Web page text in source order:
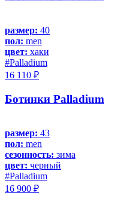
размер: 40
пол: men
цвет: хаки
#Palladium
16 110 ₽
Ботинки Palladium
размер: 43
пол: men
сезонность: зима
цвет: черный
#Palladium
16 900 ₽